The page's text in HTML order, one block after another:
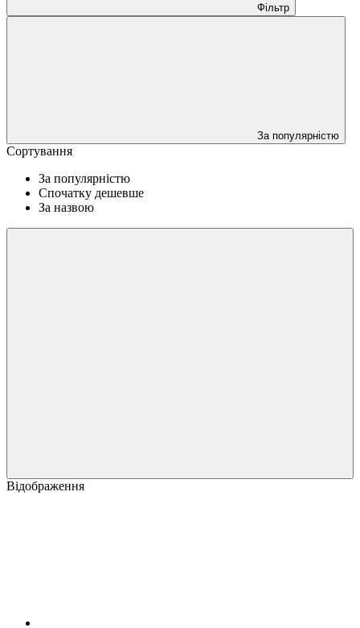
Фільтр
За популярністю
Сортування
За популярністю
Спочатку дешевше
За назвою
Відображення